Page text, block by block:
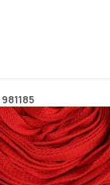
981185